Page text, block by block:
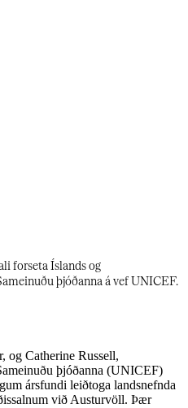
forseta Íslands og
og Catherine Russell,
þjóðanna (UNICEF)
ársfundi leiðtoga landsnefnda
við Austurvöll. Þær